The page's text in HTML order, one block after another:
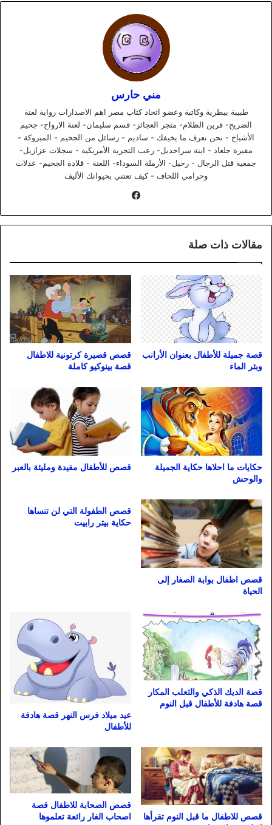
مني حارس
طبيبة بيطرية وكاتبة وعضو اتحاد كتاب مصر اهم الاصدارات رواية لعنة
الضريح- قرين الظلام- متجر العجائز- قسم سليمان- لعنة الارواح- جحيم
الأشباح - نحن نعرف ما يخيفك - ساديم - رسائل من الجحيم - المبروكة -
مقبرة جلعاد - ابنة سراحديل- رعب التجربة الأمريكية - سجلات عزازيل-
جمعية قتل الرجال - رحيل- الأرملة السوداء- اللعنة - قلادة الجحيم- عدلات
وحرامي اللحاف - كيف تعتني بحيوانك الأليف
مقالات ذات صلة
قصة جميلة للأطفال بعنوان الأرانب
وبئر الماء
قصص قصيرة كرتونية للاطفال
قصة بينوكيو كاملة
حكايات ما احلاها حكاية الجميلة
والوحش
قصص للأطفال مفيدة ومليئة بالعبر
قصص اطفال بوابة الصغار إلى
الحياة
قصص الطفولة التي لن تنساها
حكاية بيتر رابيت
قصة الديك الذكي والثعلب المكار
قصة هادفة للأطفال قبل النوم
عيد ميلاد فرس النهر قصة هادفة
للأطفال
قصص للاطفال ما قبل النوم تقرأها
قصص الصحابة للاطفال قصة
اصحاب الغار رائعة تعلموها